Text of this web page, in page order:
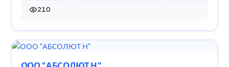
210
210 просмотров